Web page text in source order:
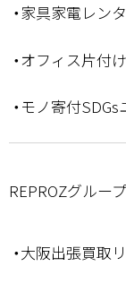
・家具家電レン
・オフィス片付
・モノ寄付
REPROZグループ
・大阪出張買取